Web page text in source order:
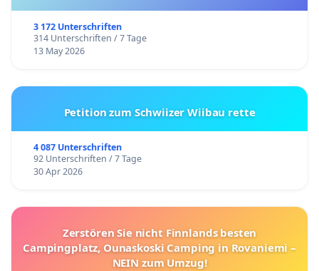
3 172 Unterschriften
314 Unterschriften / 7 Tage
13 May 2026
Petition zum Schwiizer Wiibau rette
4 087 Unterschriften
92 Unterschriften / 7 Tage
30 Apr 2026
Zerstören Sie nicht Finnlands besten
Campingplatz, Ounaskoski Camping in Rovaniemi –
NEIN zum Umzug!